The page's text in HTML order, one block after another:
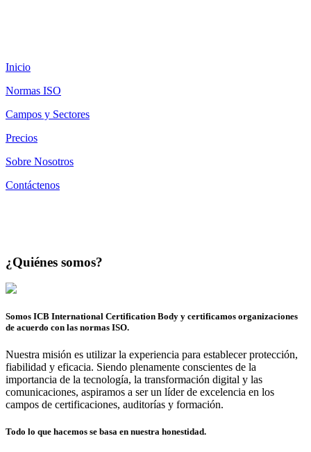
Inicio
Normas ISO
Campos y Sectores
Precios
Sobre Nosotros
Contáctenos
¿Quiénes somos?
Somos ICB International Certification Body y certificamos organizaciones
de acuerdo con las normas ISO.
Nuestra misión es utilizar la experiencia para establecer protección,
fiabilidad y eficacia. Siendo plenamente conscientes de la
importancia de la tecnología, la transformación digital y las
comunicaciones, aspiramos a ser un líder de excelencia en los
campos de certificaciones, auditorías y formación.
Todo lo que hacemos se basa en nuestra honestidad.